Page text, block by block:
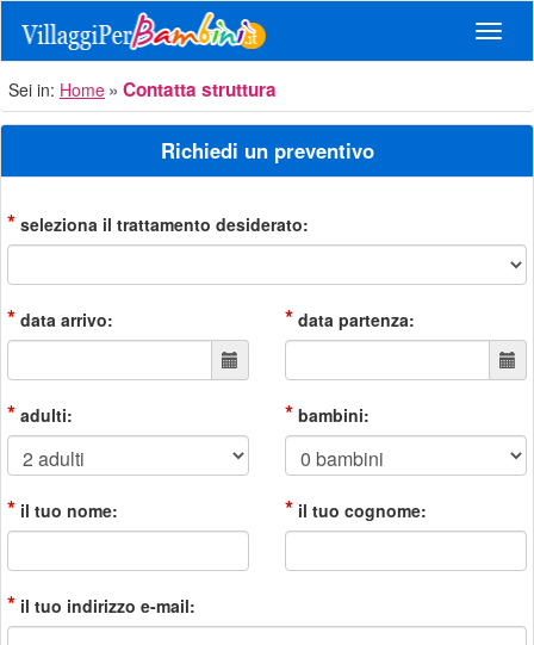
Sei in: Home Contatta struttura
Richiedi un preventivo
* seleziona il trattamento desiderato:
* data arrivo: * data partenza:
* adulti: * bambini:
* il tuo nome: * il tuo cognome:
* il tuo indirizzo e-mail: